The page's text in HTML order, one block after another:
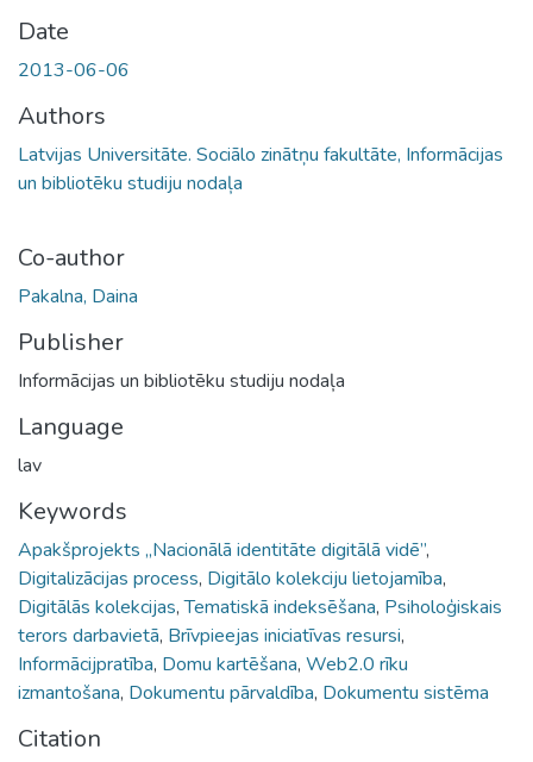
Date
2013-06-06
Authors
Latvijas Universitāte. Sociālo zinātņu fakultāte, Informācijas
un bibliotēku studiju nodaļa
Co-author
Pakalna, Daina
Publisher
Informācijas un bibliotēku studiju nodaļa
Language
lav
Keywords
Apakšprojekts „Nacionālā identitāte digitālā vidē”,
Digitalizācijas process, Digitālo kolekciju lietojamība,
Digitālās kolekcijas,Tematiskā indeksēšana, Psiholoģiskais
terors darbavietā, Brīvpieejas iniciatīvas resursi,
Informācijpratība, Domu kartēšana, Web2.0 rīku
izmantošana, Dokumentu pārvaldība, Dokumentu sistēma
Citation